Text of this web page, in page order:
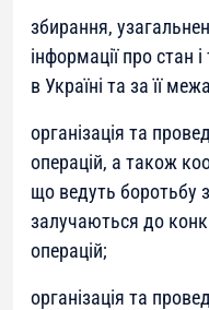
збирання,
інформації про стан
в Україні та за її
організація та
операцій, а також
що ведуть боротьбу
залучаються до
операцій;
організація та